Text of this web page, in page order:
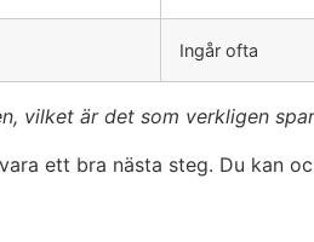
Ingår ofta
vilket är det som verkligen
ett bra nästa steg. Du kan